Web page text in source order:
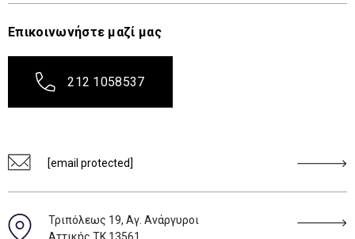
Επικοινωνήστε μαζί μας
212 1058537
[email protected]
Τριπόλεως 19, Αγ. Ανάργυροι